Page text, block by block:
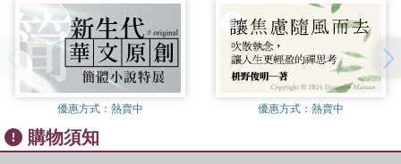
特務網
皇權的極峰
第六章 家庭生活
馬皇后
晚年的悲哀
在唉聲歎氣，哭喪著臉，說幾十年來沒有見過這樣的年成，這日子
著實過不得了。
不料禍不單行，疫癘大起，鍾離太平鄉的人，接二連三地病倒。已
經吃了多少時候的草根樹皮了，病一起就挺不住，開頭只覺得渾身
無力氣，接著是上吐下瀉，不到一晝夜便斷了氣。起初大家還不理
會，到了一個村子裡一天死去了幾十個人，家家死人，天天死人的
時候，明白這是上天在降罰，散佈瘟疫來收人，才著了慌。不管
優惠方式： 熱賣中 優惠方式： 熱賣中
購物須知